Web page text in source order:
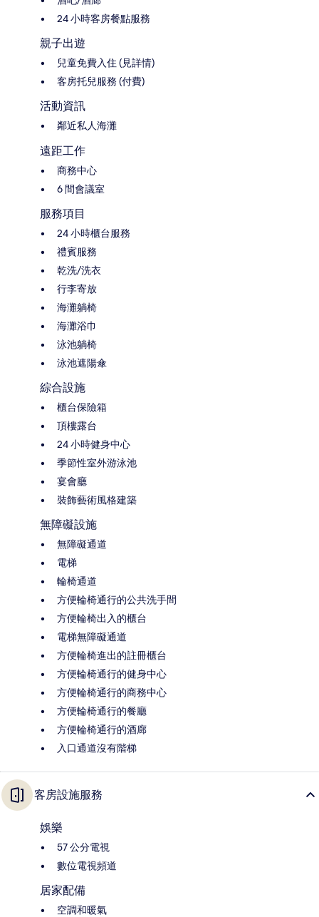
24 小時客房餐點服務
親子出遊
兒童免費入住 (見詳情)
客房托兒服務 (付費)
活動資訊
鄰近私人海灘
遠距工作
商務中心
6 間會議室
服務項目
24 小時櫃台服務
禮賓服務
乾洗/洗衣
行李寄放
海灘躺椅
海灘浴巾
泳池躺椅
泳池遮陽傘
綜合設施
櫃台保險箱
頂樓露台
24 小時健身中心
季節性室外游泳池
宴會廳
裝飾藝術風格建築
無障礙設施
無障礙通道
電梯
輪椅通道
方便輪椅通行的公共洗手間
方便輪椅出入的櫃台
電梯無障礙通道
方便輪椅進出的註冊櫃台
方便輪椅通行的健身中心
方便輪椅通行的商務中心
方便輪椅通行的餐廳
方便輪椅通行的酒廊
入口通道沒有階梯
客房設施服務
娛樂
57 公分電視
數位電視頻道
居家配備
空調和暖氣